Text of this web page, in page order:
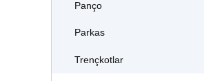
Panço
Parkas
Trençkotlar